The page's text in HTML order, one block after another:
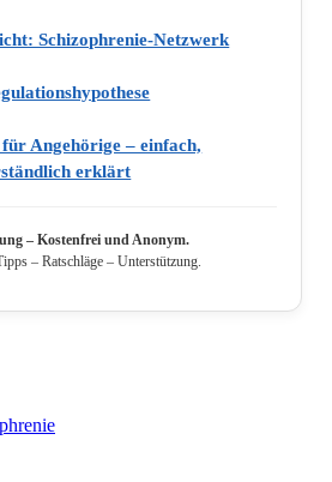
Schizophrenie‑Netzwerk
Angehörige – einfach,
erklärt
– Kostenfrei und Anonym.
– Ratschläge – Unterstützung.